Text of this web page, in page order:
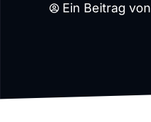
Ein Beitrag von